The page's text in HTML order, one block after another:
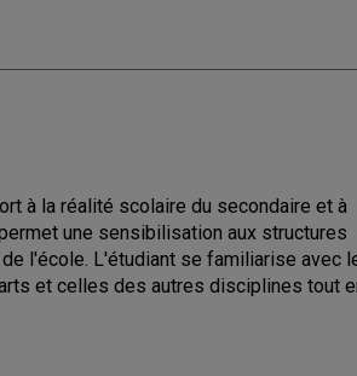
à la réalité scolaire du secondaire et à
une sensibilisation aux structures
l'école. L'étudiant se familiarise avec
et celles des autres disciplines tout